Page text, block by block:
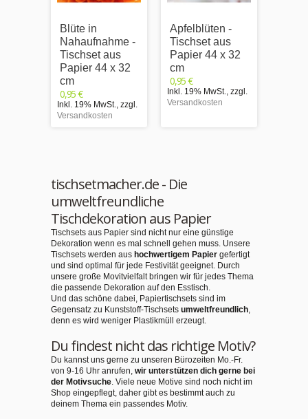
Blüte in
Nahaufnahme -
Tischset aus
Papier 44 x 32
cm
0,95 €
Inkl. 19% MwSt., zzgl.
Versandkosten
Apfelblüten -
Tischset aus
Papier 44 x 32
cm
0,95 €
Inkl. 19% MwSt., zzgl.
Versandkosten
tischsetmacher.de - Die
umweltfreundliche
Tischdekoration aus Papier
Tischsets aus Papier sind nicht nur eine günstige
Dekoration wenn es mal schnell gehen muss. Unsere
Tischsets werden aus hochwertigem Papier gefertigt
und sind optimal für jede Festivität geeignet. Durch
unsere große Movitvielfalt bringen wir für jedes Thema
die passende Dekoration auf den Esstisch.
Und das schöne dabei, Papiertischsets sind im
Gegensatz zu Kunststoff-Tischsets umweltfreundlich,
denn es wird weniger Plastikmüll erzeugt.
Du findest nicht das richtige Motiv?
Du kannst uns gerne zu unseren Bürozeiten Mo.-Fr.
von 9-16 Uhr anrufen, wir unterstützen dich gerne bei
der Motivsuche. Viele neue Motive sind noch nicht im
Shop eingepflegt, daher gibt es bestimmt auch zu
deinem Thema ein passendes Motiv.